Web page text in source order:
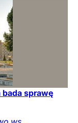
sprawę